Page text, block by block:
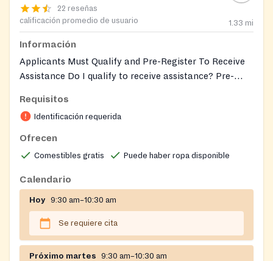
22 reseñas
calificación promedio de usuario
1.33 mi
Información
Applicants Must Qualify and Pre-Register To Receive
Assistance Do I qualify to receive assistance? Pre-
on Tuesdays and Thursdays from 9:30AM until
10:30AM. RESERVATION REQUIRED. To pre-register,
call 404-761-6302. serves zipcodes 30337,30354
Requisitos
Identificación requerida
Ofrecen
Comestibles gratis Puede haber ropa disponible
Calendario
Hoy 9:30 am–10:30 am
Se requiere cita
Próximo martes 9:30 am–10:30 am